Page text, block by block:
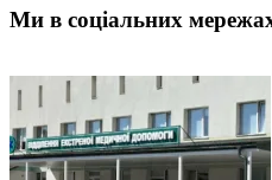
Ми в соціальних